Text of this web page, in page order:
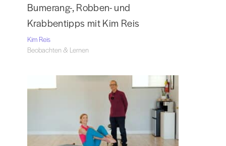
Bumerang-, Robben- und
Krabbentipps mit Kim Reis
Kim Reis
Beobachten & Lernen